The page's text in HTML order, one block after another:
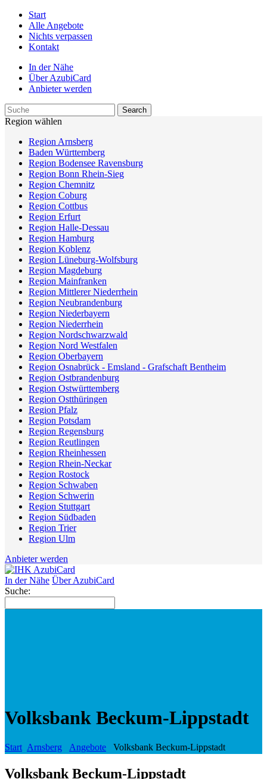
Start
Alle Angebote
Nichts verpassen
Kontakt
In der Nähe
Über AzubiCard
Anbieter werden
Region wählen
Region Arnsberg
Baden Württemberg
Region Bodensee Ravensburg
Region Bonn Rhein-Sieg
Region Chemnitz
Region Coburg
Region Cottbus
Region Erfurt
Region Halle-Dessau
Region Hamburg
Region Koblenz
Region Lüneburg-Wolfsburg
Region Magdeburg
Region Mainfranken
Region Mittlerer Niederrhein
Region Neubrandenburg
Region Niederbayern
Region Niederrhein
Region Nordschwarzwald
Region Nord Westfalen
Region Oberbayern
Region Osnabrück - Emsland - Grafschaft Bentheim
Region Ostbrandenburg
Region Ostwürttemberg
Region Ostthüringen
Region Pfalz
Region Potsdam
Region Regensburg
Region Reutlingen
Region Rheinhessen
Region Rhein-Neckar
Region Rostock
Region Schwaben
Region Schwerin
Region Stuttgart
Region Südbaden
Region Trier
Region Ulm
Anbieter werden
In der Nähe Über AzubiCard
Suche:
Volksbank Beckum-Lippstadt
Start Arnsberg Angebote Volksbank Beckum-Lippstadt
Volksbank Beckum-Lippstadt